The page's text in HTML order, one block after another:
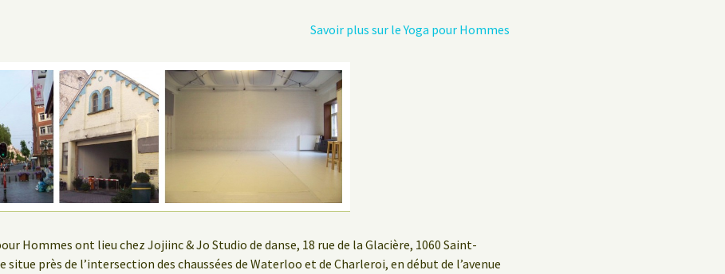
Savoir plus sur le Yoga pour Hommes
Hommes ont lieu chez Jojiinc & Jo Studio de danse, 18 rue de la Glacière, 1060 Saint-
situe près de l’intersection des chaussées de Waterloo et de Charleroi, en début de l’avenue